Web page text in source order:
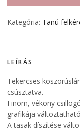
Kategória: Tanú
LEÍRÁS
Tekercses
csúsztatva.
Finom, vékony
grafikája
A tasak díszítése